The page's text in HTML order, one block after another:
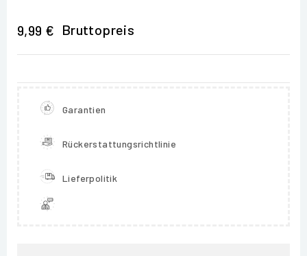
9,99 € Bruttopreis
Garantien
Rückerstattungsrichtlinie
Lieferpolitik